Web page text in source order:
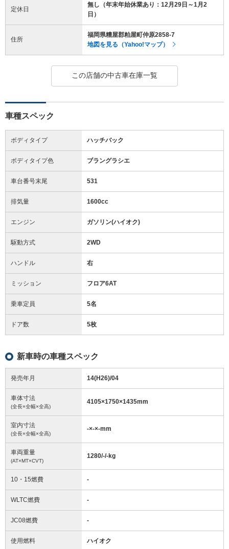
定休日
無し（年末年始休業あり：12月29日～1月2
日）
住所
福岡県糟屋郡粕屋町仲原2858-7
地図を見る（Yahoo!マップ）
この店舗の中古車在庫一覧
車種スペック
ボディタイプ ハッチバック
ボディタイプ色 ブラングラシエ
車台番号末尾 531
排気量 1600cc
エンジン ガソリン(ハイオク)
駆動方式 2WD
ハンドル 右
ミッション フロア6AT
乗車定員 5名
ドア数 5枚
新車時の車種スペック
発売年月 14(H26)/04
車体寸法
(全長×全幅×全高)
4105×1750×1435mm
室内寸法
(全長×全幅×全高)
-×-×-mm
車両重量
(AT×MT×CVT)
1280/-/-kg
10・15燃費 -
WLTC燃費 -
JC08燃費 -
使用燃料 ハイオク